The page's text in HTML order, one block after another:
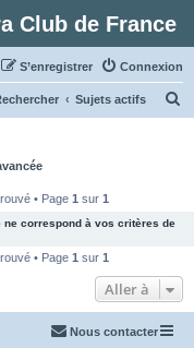
Club de France
Connexion
S’enregistrer
Sujets actifs
h
• Page 1 sur 1
ne correspond à vos critères de
• Page 1 sur 1
Aller à
Nous contacter